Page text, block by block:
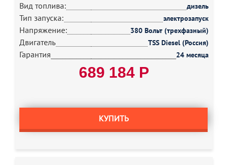
Вид топлива: дизель
Тип запуска: электрозапуск
Напряжение: 380 Вольт (трехфазный)
Двигатель TSS Diesel (Россия)
Гарантия 24 месяца
689 184 Р
КУПИТЬ